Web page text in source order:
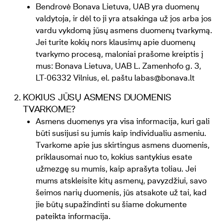
Bendrovė Bonava Lietuva, UAB yra duomenų
valdytoja, ir dėl to ji yra atsakinga už jos arba jos
vardu vykdomą jūsų asmens duomenų tvarkymą.
Jei turite kokių nors klausimų apie duomenų
tvarkymo procesą, maloniai prašome kreiptis į
mus: Bonava Lietuva, UAB L. Zamenhofo g. 3,
LT-06332 Vilnius, el. paštu labas@bonava.lt
KOKIUS JŪSŲ ASMENS DUOMENIS
TVARKOME?
Asmens duomenys yra visa informacija, kuri gali
būti susijusi su jumis kaip individualiu asmeniu.
Tvarkome apie jus skirtingus asmens duomenis,
priklausomai nuo to, kokius santykius esate
užmezgę su mumis, kaip aprašyta toliau. Jei
mums atskleisite kitų asmenų, pavyzdžiui, savo
šeimos narių duomenis, jūs atsakote už tai, kad
jie būtų supažindinti su šiame dokumente
pateikta informacija.